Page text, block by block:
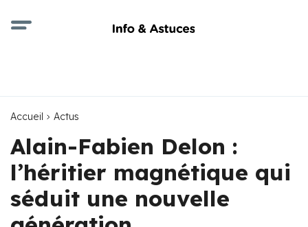
Accueil Actus
Alain-Fabien Delon :
l’héritier magnétique qui
séduit une nouvelle